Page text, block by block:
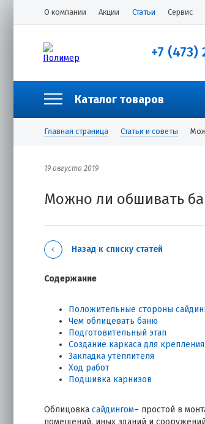
О компании Акции Статьи Сервис
+7 (473)
Каталог товаров
Главная страница Статьи и советы
19 августа 2019
Можно ли обшивать
Назад к списку статей
Содержание
Положительные стороны
Чем облицевать баню
Подготовительный этап
Создание каркаса для
Закладка утеплителя
Ход работ
Подшивка карнизов
Облицовка сайдингом– простой в
помещений, иных зданий и